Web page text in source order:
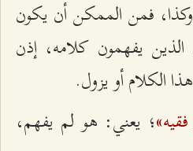
فمن الممكن أن يكون
الذين يفهمون كلامه، إذن
الكلام أو يزول.
؛ يعني: هو لم يفهم،